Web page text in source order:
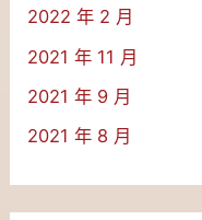
2022 年 2 月
2021 年 11 月
2021 年 9 月
2021 年 8 月